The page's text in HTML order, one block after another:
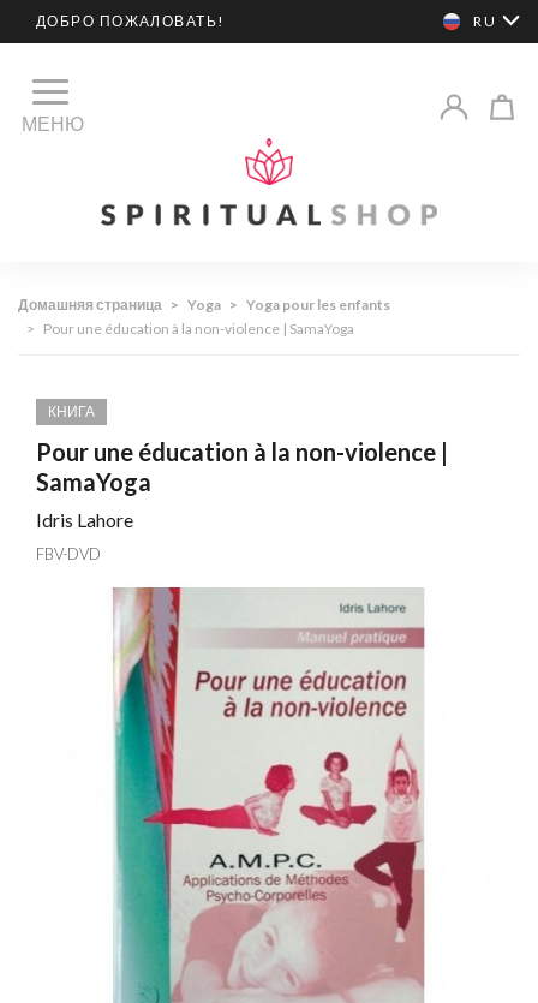
ДОБРО ПОЖАЛОВАТЬ! RU
МЕНЮ
Домашняя страница > Yoga > Yoga pour les enfants
> Pour une éducation à la non-violence | SamaYoga
КНИГА
Pour une éducation à la non-violence |
SamaYoga
Idris Lahore
FBV-DVD